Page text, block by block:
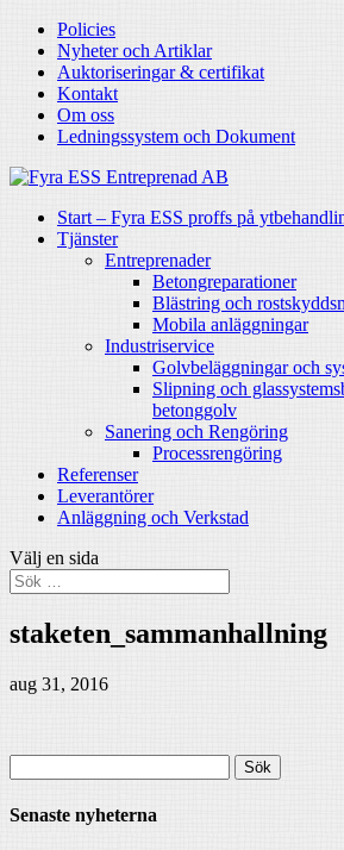
Policies
Nyheter och Artiklar
Auktoriseringar & certifikat
Kontakt
Om oss
Ledningssystem och Dokument
Start – Fyra ESS proffs på
Tjänster
Entreprenader
Betongreparationer
Blästring och
Mobila anläggningar
Industriservice
Golvbeläggningar och
Slipning och
betonggolv
Sanering och Rengöring
Processrengöring
Referenser
Leverantörer
Anläggning och Verkstad
Välj en sida
staketen_sammanhallning
aug 31, 2016
efter:
Senaste nyheterna